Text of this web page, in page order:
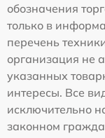
обозначения
только в
перечень
организация не
указанных
интересы. Все
исключительно
законном